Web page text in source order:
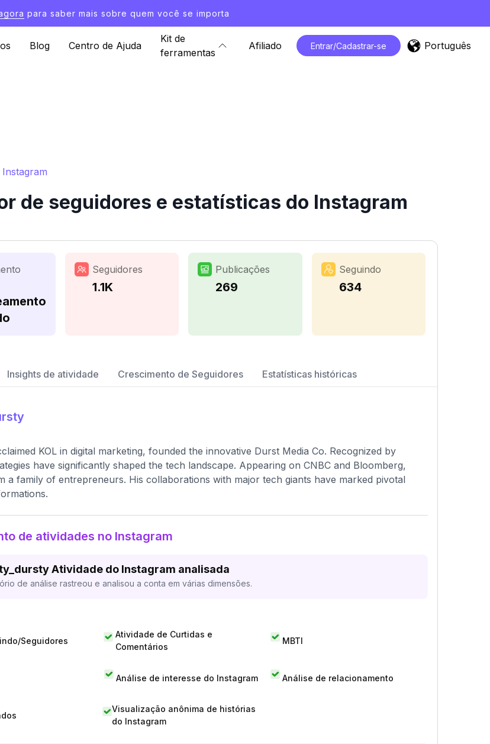
para saber mais sobre quem você se importa
Blog Centro de Ajuda
Kit de
ferramentas
Afiliado Entrar/Cadastrar-se Português
de seguidores e estatísticas do Instagram
Seguidores
1.1K
Publicações
269
Seguindo
634
Insights de atividade Crescimento de Seguidores Estatísticas históricas
KOL in digital marketing, founded the innovative Durst Media Co. Recognized by
have significantly shaped the tech landscape. Appearing on CNBC and Bloomberg,
a family of entrepreneurs. His collaborations with major tech giants have marked pivotal
de atividades no Instagram
Atividade do Instagram analisada
de análise rastreou e analisou a conta em várias dimensões.
Seguidores
Atividade de Curtidas e
Comentários
MBTI
Análise de interesse do Instagram Análise de relacionamento
Visualização anônima de histórias
do Instagram